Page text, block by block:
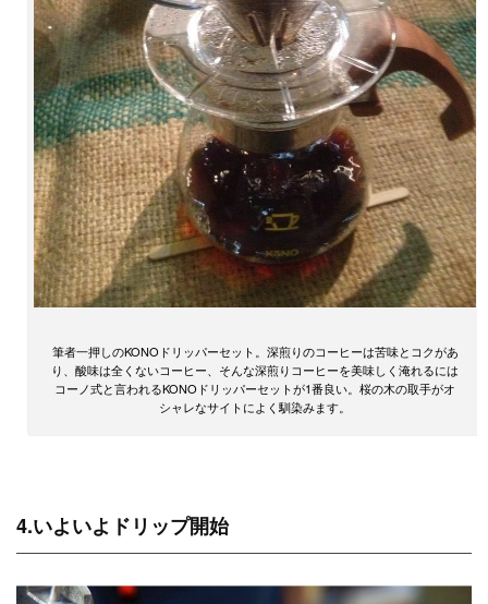
筆者一押しのKONOドリッパーセット。深煎りのコーヒーは苦味とコクがあ
り、酸味は全くないコーヒー、そんな深煎りコーヒーを美味しく淹れるには
コーノ式と言われるKONOドリッパーセットが1番良い。桜の木の取手がオ
シャレなサイトによく馴染みます。
4.いよいよドリップ開始